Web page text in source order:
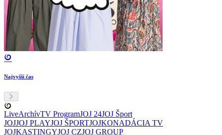
Najvyšší čas
LiveArchívTV ProgramJOJ 24JOJ Šport
JOJJOJ PLAYJOJ ŠPORTJOJKONADÁCIA TV
JOJKASTINGYJOJ CZJOJ GROUP